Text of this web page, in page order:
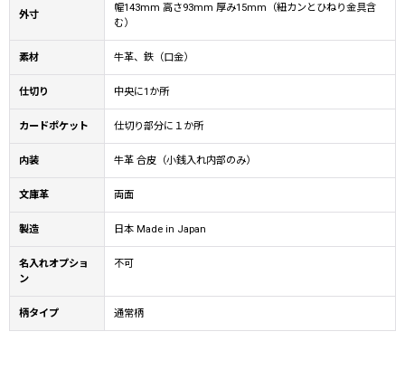
外寸
幅143mm 高さ93mm 厚み15mm（紐カンとひねり金具含
む）
素材 牛革、鉄（口金）
仕切り 中央に1か所
カードポケット 仕切り部分に１か所
内装 牛革 合皮（小銭入れ内部のみ）
文庫革 両面
製造 日本 Made in Japan
名入れオプショ
ン
不可
柄タイプ 通常柄